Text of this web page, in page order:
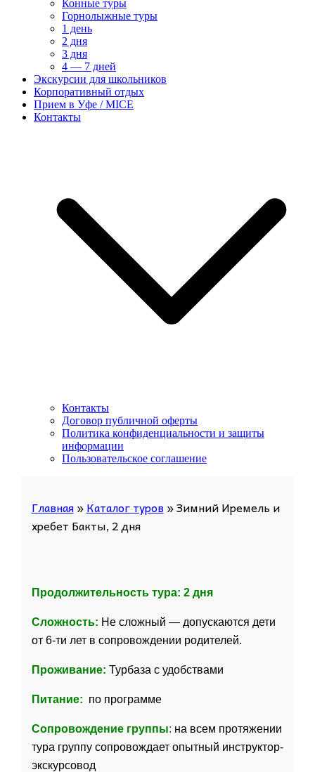
Конные туры
Горнолыжные туры
1 день
2 дня
3 дня
4 — 7 дней
Экскурсии для школьников
Корпоративный отдых
Прием в Уфе / MICE
Контакты
Контакты
Договор публичной оферты
Политика конфиденциальности и защиты
информации
Пользовательское соглашение
Главная»Каталог туров »Зимний Иремель и
хребет Бакты, 2 дня
Продолжительность тура: 2 дня
Сложность: Не сложный — допускаются дети
от 6-ти лет в сопровождении родителей.
Проживание: Турбаза с удобствами
Питание: по программе
Сопровождение группы: на всем протяжении
тура группу сопровождает опытный инструктор-
экскурсовод